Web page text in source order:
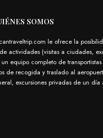
SOMOS
le ofrece la
actividades (visitas a ciudades,
un equipo completo de
de recogida y traslado al
excursiones privadas de un